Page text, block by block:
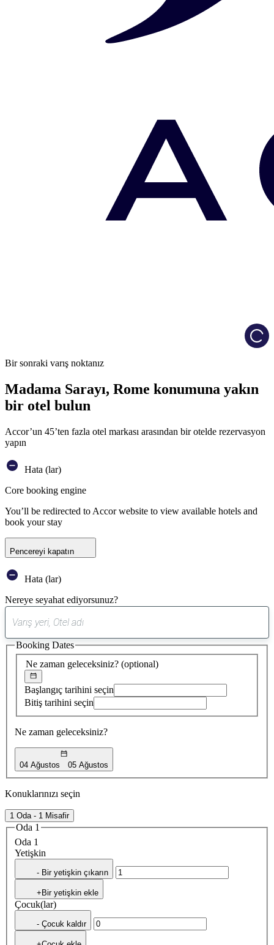
Bir sonraki varış noktanız
Madama Sarayı, Rome konumuna yakın
bir otel bulun
Accor’un 45’ten fazla otel markası arasından bir otelde rezervasyon
yapın
Hata (lar)
Core booking engine
You’ll be redirected to Accor website to view available hotels and
book your stay
Pencereyi kapatın
Hata (lar)
Nereye seyahat ediyorsunuz?
öneri
bulundu
Ne zaman geleceksiniz? (optional)
Başlangıç tarihini seçin
Bitiş tarihini seçin
Ne zaman geleceksiniz?
04 Ağustos 05 Ağustos
Booking Dates
Konuklarınızı seçin
1 Oda - 1 Misafir
Oda 1
Oda 1
Yetişkin
- Bir yetişkin çıkarın
+Bir yetişkin ekle
Çocuk(lar)
- Çocuk kaldır